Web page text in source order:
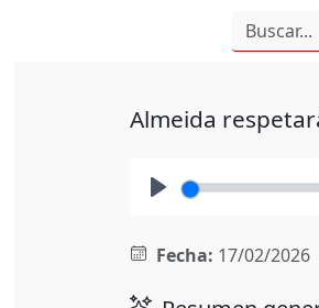
Almeida
Fecha: 17/02/2026